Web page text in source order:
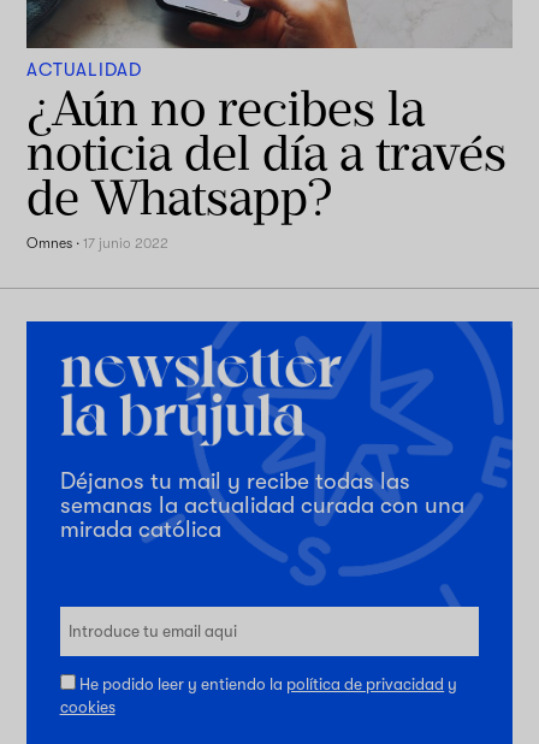
ACTUALIDAD
¿Aún no recibes la
noticia del día a través
de Whatsapp?
Omnes ·17 junio 2022
Déjanos tu mail y recibe todas las
semanas la actualidad curada con una
mirada católica
He podido leer y entiendo la política de privacidad y
cookies